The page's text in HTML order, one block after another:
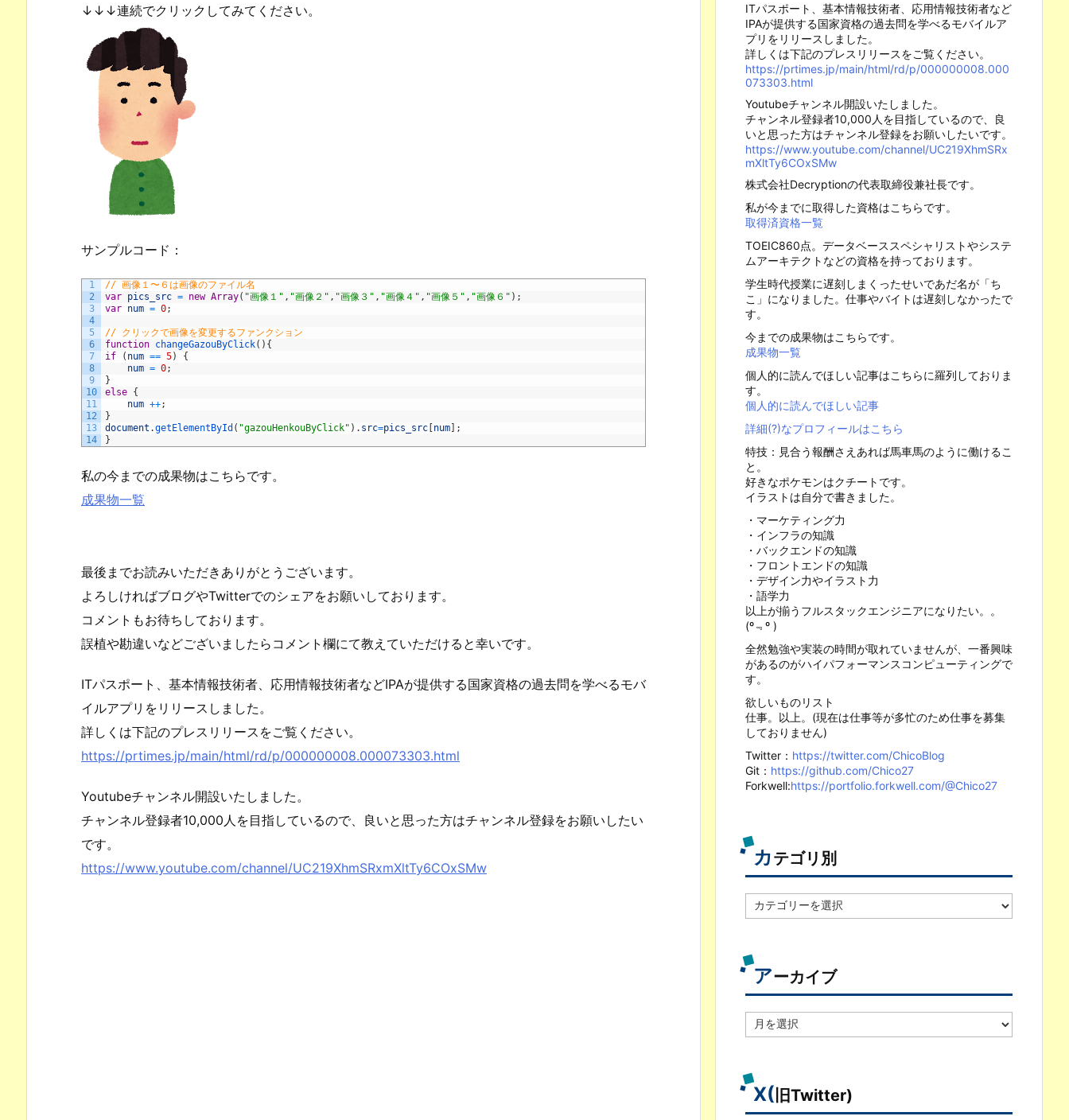
↓↓↓連続でクリックしてみてください。
サンプルコード：
1
2
3
4
5
6
7
8
9
10
11
12
13
14
// 画像１〜６は画像のファイル名
var pics_src = new Array( "画像１" , "画像２" , "画像３" , "画像４" , "画像５" , "画像６" ) ;
var num = 0;
// クリックで画像を変更するファンクション
function changeGazouByClick( ) {
if
( num == 5)
{
num = 0;
}
else {
num ++;
}
document .getElementById ( "gazouHenkouByClick" ) . src=pics_src [num] ;
}
私の今までの成果物はこちらです。
成果物一覧
最後までお読みいただきありがとうございます。
よろしければブログやTwitterでのシェアをお願いしております。
コメントもお待ちしております。
誤植や勘違いなどございましたらコメント欄にて教えていただけると幸いです。
ITパスポート、基本情報技術者、応用情報技術者などIPAが提供する国家資格の過去問を学べるモバ
イルアプリをリリースしました。
詳しくは下記のプレスリリースをご覧ください。
https://prtimes.jp/main/html/rd/p/000000008.000073303.html
Youtubeチャンネル開設いたしました。
チャンネル登録者10,000人を目指しているので、良いと思った方はチャンネル登録をお願いしたい
です。
https://www.youtube.com/channel/UC219XhmSRxmXltTy6COxSMw
ITパスポート、基本情報技術者、応用情報技術者など
IPAが提供する国家資格の過去問を学べるモバイルア
プリをリリースしました。
詳しくは下記のプレスリリースをご覧ください。
https://prtimes.jp/main/html/rd/p/000000008.000
073303.html
Youtubeチャンネル開設いたしました。
チャンネル登録者10,000人を目指しているので、良
いと思った方はチャンネル登録をお願いしたいです。
https://www.youtube.com/channel/UC219XhmSRx
mXltTy6COxSMw
株式会社Decryptionの代表取締役兼社長です。
私が今までに取得した資格はこちらです。
取得済資格一覧
TOEIC860点。データベーススペシャリストやシステ
ムアーキテクトなどの資格を持っております。
学生時代授業に遅刻しまくったせいであだ名が「ち
こ」になりました。仕事やバイトは遅刻しなかったで
す。
今までの成果物はこちらです。
成果物一覧
個人的に読んでほしい記事はこちらに羅列しておりま
す。
個人的に読んでほしい記事
詳細(?)なプロフィールはこちら
特技：見合う報酬さえあれば馬車馬のように働けるこ
と。
好きなポケモンはクチートです。
イラストは自分で書きました。
・マーケティング力
・インフラの知識
・バックエンドの知識
・フロントエンドの知識
・デザイン力やイラスト力
・語学力
以上が揃うフルスタックエンジニアになりたい。。
(º﹃º )
全然勉強や実装の時間が取れていませんが、一番興味
があるのがハイパフォーマンスコンピューティングで
す。
欲しいものリスト
仕事。以上。(現在は仕事等が多忙のため仕事を募集
しておりません)
Twitter： https://twitter.com/ChicoBlog
Git： https://github.com/Chico27
Forkwell:https://portfolio.forkwell.com/@Chico27
カテゴリ別
テ
別
アーカイブ
ー
ブ
X( 旧Twitter)